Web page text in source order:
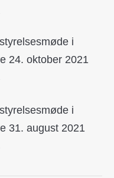
i
24. oktober 2021
i
31. august 2021